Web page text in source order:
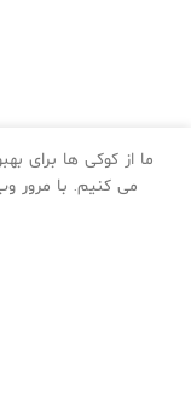
ما از کوکی ها برای
می کنیم. با مرور